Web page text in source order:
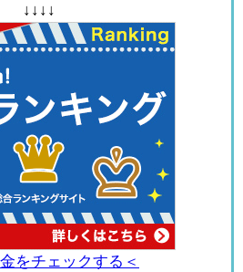
↓↓↓↓
をチェックする＜